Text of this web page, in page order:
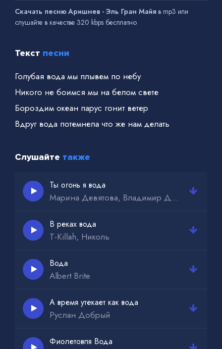
Скачать песню Аришнев - Эль Гран Майя в mp3 или
слушайте в качестве 320 kbps бесплатно
Текст песни
Голубая вода мы плывем по небу
Никого не боимся мы на белом свете
Бороздим океан парус гонит ветер
Вдруг вода потемнела что же нам делать
Слушайте также
Ты огонь я вода
Марина Девятова, Владимир Девятов
В реках вода
T-Killah, Николь
Вода
Albert Brite
А время утекает как вода
Руслан Добрый
Фиолетовпя Вода